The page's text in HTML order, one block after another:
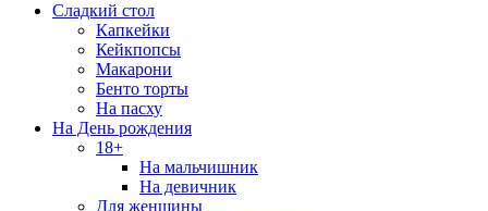
Сладкий стол
Капкейки
Кейкпопсы
Макарони
Бенто торты
На пасху
На День рождения
18+
На мальчишник
На девичник
Для женщины